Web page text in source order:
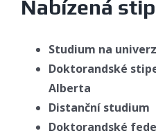
Nabízená
Studium na
Doktorandské
Alberta
Distanční studium
Doktorandské